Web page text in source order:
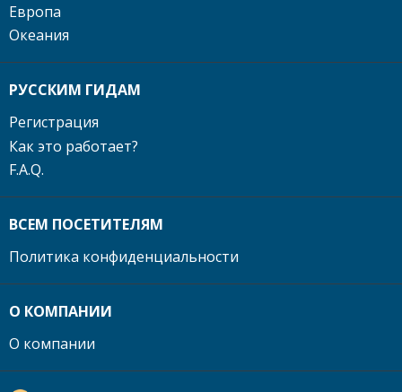
Европа
Океания
РУССКИМ ГИДАМ
Регистрация
Как это работает?
F.A.Q.
ВСЕМ ПОСЕТИТЕЛЯМ
Политика конфиденциальности
О КОМПАНИИ
О компании